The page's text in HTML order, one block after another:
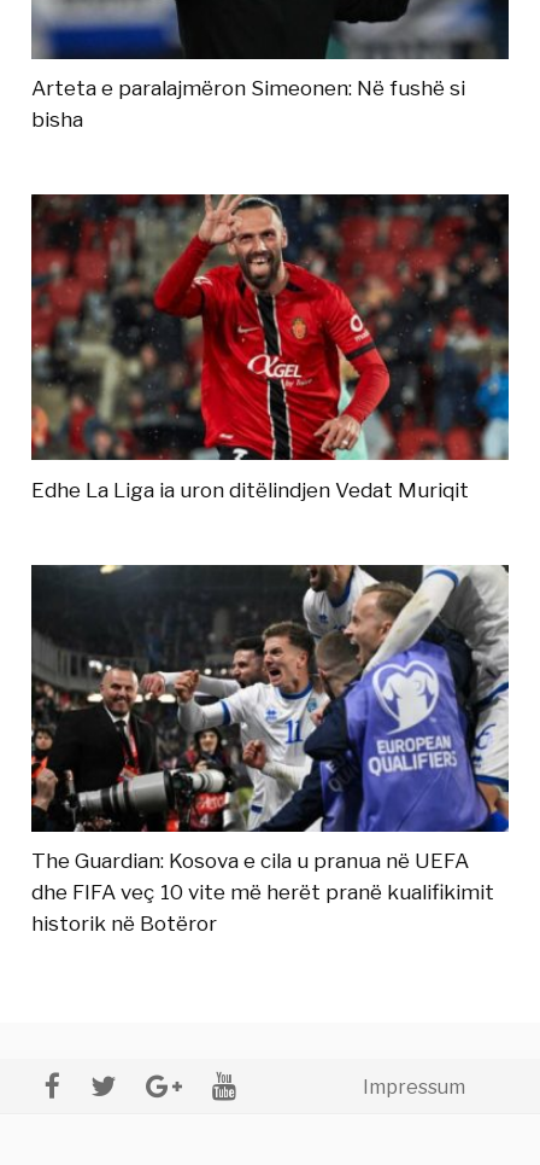
Arteta e paralajmëron Simeonen: Në fushë si
bisha
Edhe La Liga ia uron ditëlindjen Vedat Muriqit
The Guardian: Kosova e cila u pranua në UEFA
dhe FIFA veç 10 vite më herët pranë kualifikimit
historik në Botëror
Impressum